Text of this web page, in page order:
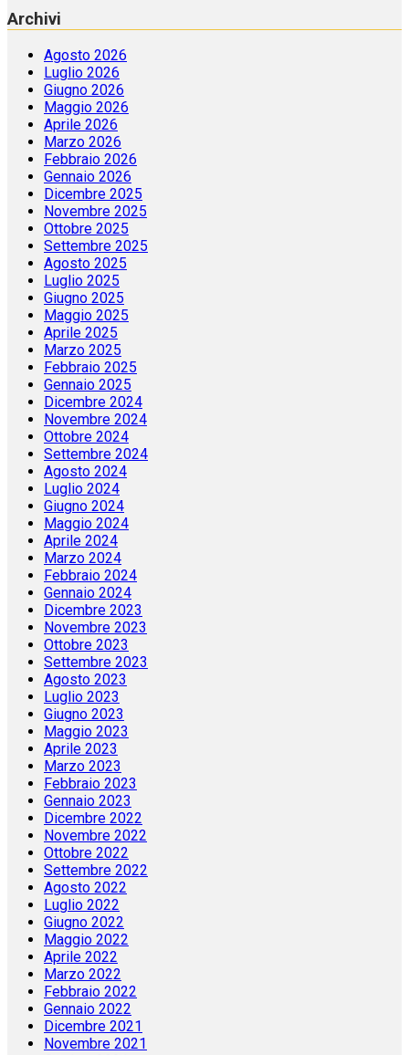
Archivi
Agosto 2026
Luglio 2026
Giugno 2026
Maggio 2026
Aprile 2026
Marzo 2026
Febbraio 2026
Gennaio 2026
Dicembre 2025
Novembre 2025
Ottobre 2025
Settembre 2025
Agosto 2025
Luglio 2025
Giugno 2025
Maggio 2025
Aprile 2025
Marzo 2025
Febbraio 2025
Gennaio 2025
Dicembre 2024
Novembre 2024
Ottobre 2024
Settembre 2024
Agosto 2024
Luglio 2024
Giugno 2024
Maggio 2024
Aprile 2024
Marzo 2024
Febbraio 2024
Gennaio 2024
Dicembre 2023
Novembre 2023
Ottobre 2023
Settembre 2023
Agosto 2023
Luglio 2023
Giugno 2023
Maggio 2023
Aprile 2023
Marzo 2023
Febbraio 2023
Gennaio 2023
Dicembre 2022
Novembre 2022
Ottobre 2022
Settembre 2022
Agosto 2022
Luglio 2022
Giugno 2022
Maggio 2022
Aprile 2022
Marzo 2022
Febbraio 2022
Gennaio 2022
Dicembre 2021
Novembre 2021